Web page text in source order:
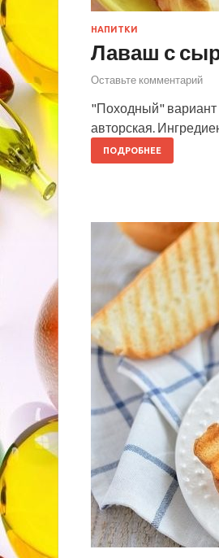
НАПИТКИ
Лаваш с
Оставьте комментарий
"Походный" вариант
авторская.
ПОДРОБНЕЕ